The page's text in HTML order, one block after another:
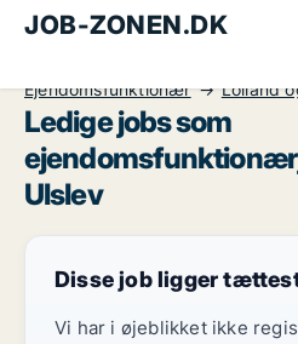
JOB-ZONEN.DK
Ejendomsfunktionær
Lolland
Ledige jobs som
Ulslev
Disse job ligger
Vi har i øjeblikket ikke